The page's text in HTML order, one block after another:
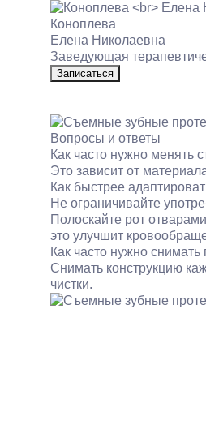
Коноплева
Елена Николаевна
Заведующая
Записаться
Вопросы и ответы
Как часто нужно менять
Это зависит от
Как быстрее
Не ограничивайте
Полоскайте рот
это улучшит
Как часто нужно снимать
Снимать конструкцию
чистки.